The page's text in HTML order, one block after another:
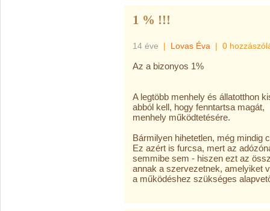
1 % !!!
14 éve | Lovas Éva | 0
Az a bizonyos 1%
A legtöbb menhely és állatotthon
abból kell, hogy fenntartsa magát,
menhely működtetésére.
Bármilyen hihetetlen, még mindig
Ez azért is furcsa, mert az
semmibe sem - hiszen ezt az
annak a szervezetnek, amelyiket
a működéshez szükséges